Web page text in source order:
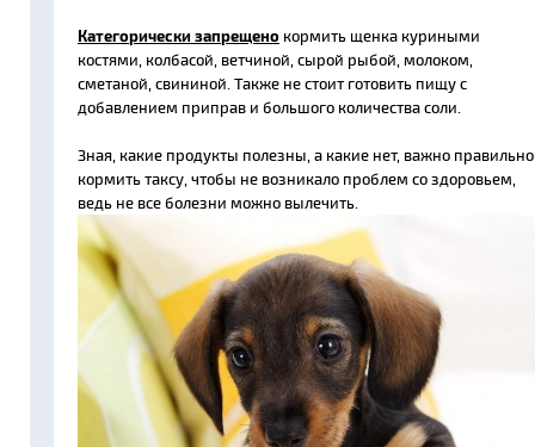
Категорически запрещено кормить щенка куриными
костями, колбасой, ветчиной, сырой рыбой, молоком,
сметаной, свининой. Также не стоит готовить пищу с
добавлением приправ и большого количества соли.
Зная, какие продукты полезны, а какие нет, важно правильно
кормить таксу, чтобы не возникало проблем со здоровьем,
ведь не все болезни можно вылечить.